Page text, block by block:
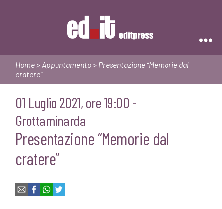
Home> Appuntamento> Presentazione “Memorie dal
cratere”
01 Luglio 2021, ore 19:00 -
Grottaminarda
Presentazione “Memorie dal
cratere”
EmailFacebook
WhatsApp
Twitter